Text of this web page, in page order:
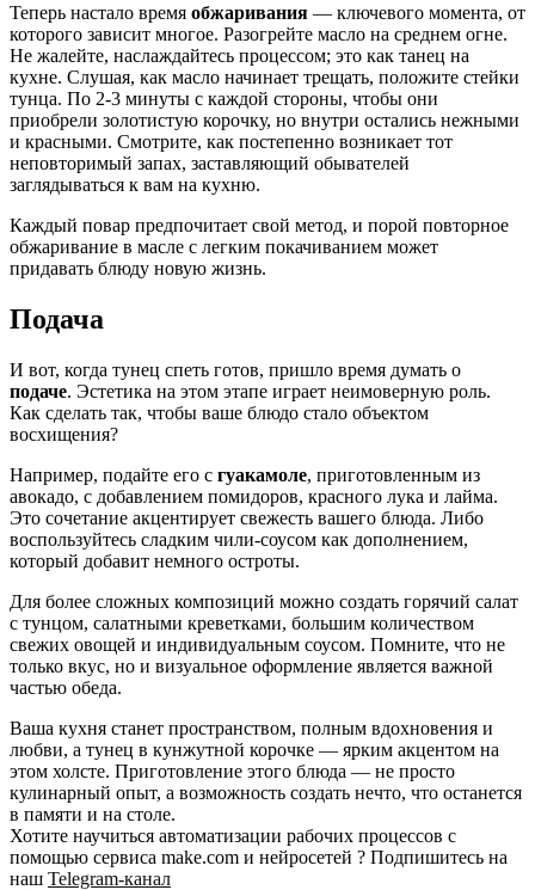
Теперь настало время обжаривания — ключевого момента, от
которого зависит многое. Разогрейте масло на среднем огне.
Не жалейте, наслаждайтесь процессом; это как танец на
кухне. Слушая, как масло начинает трещать, положите стейки
тунца. По 2-3 минуты с каждой стороны, чтобы они
приобрели золотистую корочку, но внутри остались нежными
и красными. Смотрите, как постепенно возникает тот
неповторимый запах, заставляющий обывателей
заглядываться к вам на кухню.
Каждый повар предпочитает свой метод, и порой повторное
обжаривание в масле с легким покачиванием может
придавать блюду новую жизнь.
Подача
И вот, когда тунец спеть готов, пришло время думать о
подаче. Эстетика на этом этапе играет неимоверную роль.
Как сделать так, чтобы ваше блюдо стало объектом
восхищения?
Например, подайте его с гуакамоле, приготовленным из
авокадо, с добавлением помидоров, красного лука и лайма.
Это сочетание акцентирует свежесть вашего блюда. Либо
воспользуйтесь сладким чили-соусом как дополнением,
который добавит немного остроты.
Для более сложных композиций можно создать горячий салат
с тунцом, салатными креветками, большим количеством
свежих овощей и индивидуальным соусом. Помните, что не
только вкус, но и визуальное оформление является важной
частью обеда.
Ваша кухня станет пространством, полным вдохновения и
любви, а тунец в кунжутной корочке — ярким акцентом на
этом холсте. Приготовление этого блюда — не просто
кулинарный опыт, а возможность создать нечто, что останется
в памяти и на столе.
Хотите научиться автоматизации рабочих процессов с
помощью сервиса make.com и нейросетей ? Подпишитесь на
наш Telegram-канал